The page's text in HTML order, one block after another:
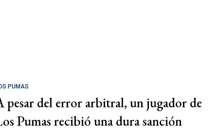
PUMAS
pesar del error arbitral, un jugador de
Pumas recibió una dura sanción